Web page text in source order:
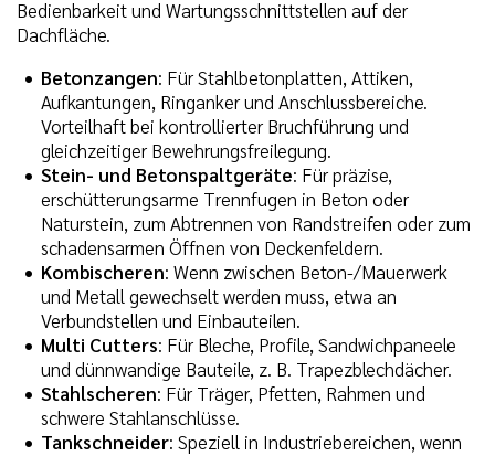
Bedienbarkeit und Wartungsschnittstellen auf der
Dachfläche.
Betonzangen: Für Stahlbetonplatten, Attiken,
Aufkantungen, Ringanker und Anschlussbereiche.
Vorteilhaft bei kontrollierter Bruchführung und
gleichzeitiger Bewehrungsfreilegung.
Stein- und Betonspaltgeräte: Für präzise,
erschütterungsarme Trennfugen in Beton oder
Naturstein, zum Abtrennen von Randstreifen oder zum
schadensarmen Öffnen von Deckenfeldern.
Kombischeren: Wenn zwischen Beton-/Mauerwerk
und Metall gewechselt werden muss, etwa an
Verbundstellen und Einbauteilen.
Multi Cutters: Für Bleche, Profile, Sandwichpaneele
und dünnwandige Bauteile, z. B. Trapezblechdächer.
Stahlscheren: Für Träger, Pfetten, Rahmen und
schwere Stahlanschlüsse.
Tankschneider: Speziell in Industriebereichen, wenn